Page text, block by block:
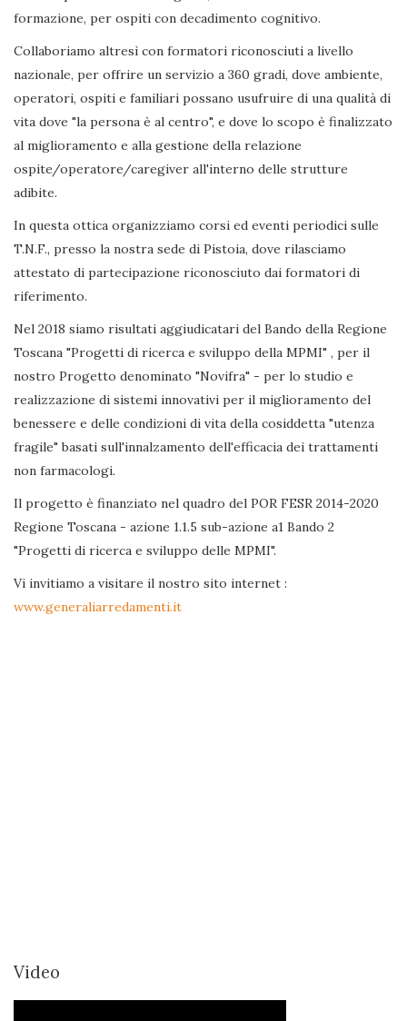
formazione, per ospiti con decadimento cognitivo.
Collaboriamo altresì con formatori riconosciuti a livello
nazionale, per offrire un servizio a 360 gradi, dove ambiente,
operatori, ospiti e familiari possano usufruire di una qualità di
vita dove "la persona è al centro", e dove lo scopo è finalizzato
al miglioramento e alla gestione della relazione
ospite/operatore/caregiver all'interno delle strutture
adibite.
In questa ottica organizziamo corsi ed eventi periodici sulle
T.N.F., presso la nostra sede di Pistoia, dove rilasciamo
attestato di partecipazione riconosciuto dai formatori di
riferimento.
Nel 2018 siamo risultati aggiudicatari del Bando della Regione
Toscana "Progetti di ricerca e sviluppo della MPMI" , per il
nostro Progetto denominato "Novifra" - per lo studio e
realizzazione di sistemi innovativi per il miglioramento del
benessere e delle condizioni di vita della cosiddetta "utenza
fragile" basati sull'innalzamento dell'efficacia dei trattamenti
non farmacologi.
Il progetto è finanziato nel quadro del POR FESR 2014-2020
Regione Toscana - azione 1.1.5 sub-azione a1 Bando 2
"Progetti di ricerca e sviluppo delle MPMI".
Vi invitiamo a visitare il nostro sito internet :
www.generaliarredamenti.it
Video